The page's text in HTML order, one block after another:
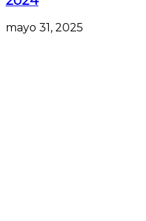
mayo 31, 2025